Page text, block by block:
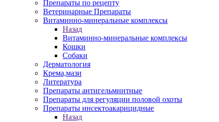
Препараты по рецепту
Ветеринарные Препараты
Витаминно-минеральные комплексы
Назад
Витаминно-минеральные комплексы
Кошки
Собаки
Дерматология
Крема,мази
Литература
Препараты антигельминтные
Препараты для регуляции половой охоты
Препараты инсектоакарицидные
Назад